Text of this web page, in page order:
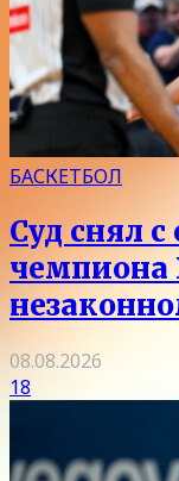
БАСКЕТБОЛ
Суд снял
чемпиона
08.08.2026
18